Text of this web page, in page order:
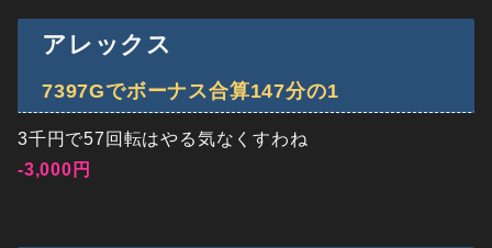
アレックス
7397Gでボーナス合算147分の1
3千円で57回転はやる気なくすわね
-3,000円